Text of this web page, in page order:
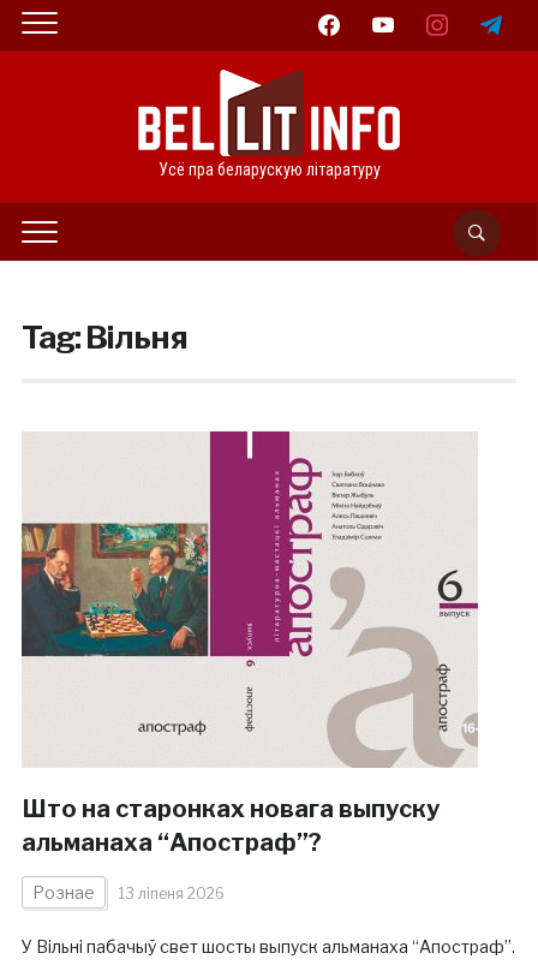
facebookyoutube instagramtelegram
Усё пра беларускую літаратуру
Tag:Вільня
Што на старонках новага выпуску
альманаха “Апостраф”?
Рознае 13 ліпеня 2026
У Вільні пабачыў свет шосты выпуск альманаха “Апостраф”.